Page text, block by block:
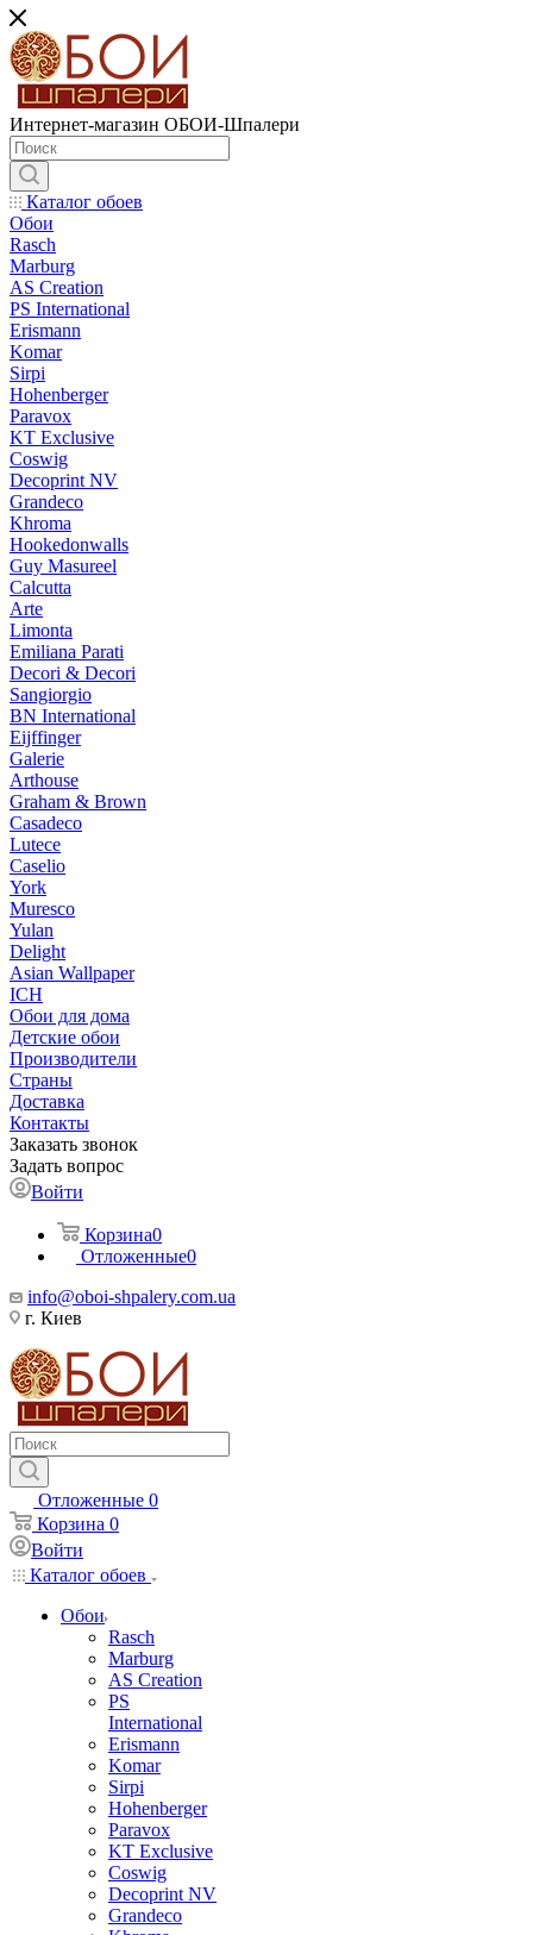
Интернет-магазин ОБОИ-Шпалери
Каталог обоев
Обои
Rasch
Marburg
AS Creation
PS International
Erismann
Komar
Sirpi
Hohenberger
Paravox
KT Exclusive
Coswig
Decoprint NV
Grandeco
Khroma
Hookedonwalls
Guy Masureel
Calcutta
Arte
Limonta
Emiliana Parati
Decori & Decori
Sangiorgio
BN International
Eijffinger
Galerie
Arthouse
Graham & Brown
Casadeco
Lutece
Caselio
York
Muresco
Yulan
Delight
Asian Wallpaper
ICH
Обои для дома
Детские обои
Производители
Страны
Доставка
Контакты
Заказать звонок
Задать вопрос
Войти
Корзина0
Отложенные0
info@oboi-shpalery.com.ua
г. Киев
Отложенные 0
Корзина 0
Войти
Каталог обоев
Обои
Rasch
Marburg
AS Creation
PS
International
Erismann
Komar
Sirpi
Hohenberger
Paravox
KT Exclusive
Coswig
Decoprint NV
Grandeco